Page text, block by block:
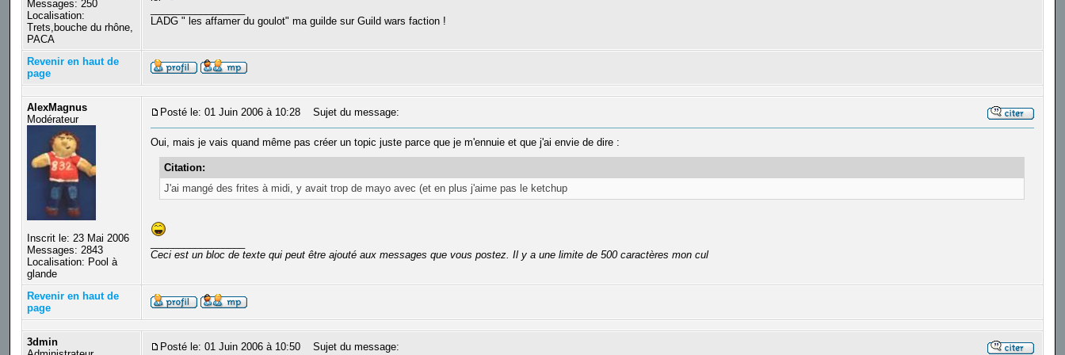
Messages: 250
Localisation:
Trets,bouche du rhône,
PACA
LADG " les affamer du goulot" ma guilde sur Guild wars faction !
Revenir en haut de
page
AlexMagnus
Modérateur
Inscrit le: 23 Mai 2006
Messages: 2843
Localisation: Pool à
glande
Posté le: 01 Juin 2006 à 10:28 Sujet du message:
Oui, mais je vais quand même pas créer un topic juste parce que je m'ennuie et que j'ai envie de dire :
Citation:
J'ai mangé des frites à midi, y avait trop de mayo avec (et en plus j'aime pas le ketchup
Ceci est un bloc de texte qui peut être ajouté aux messages que vous postez. Il y a une limite de 500 caractères mon cul
Revenir en haut de
page
3dmin
Posté le: 01 Juin 2006 à 10:50 Sujet du message: